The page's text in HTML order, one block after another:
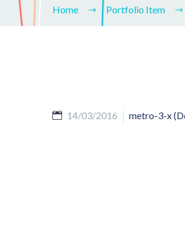
Home Portfolio Item
14/03/2016 metro-3-x